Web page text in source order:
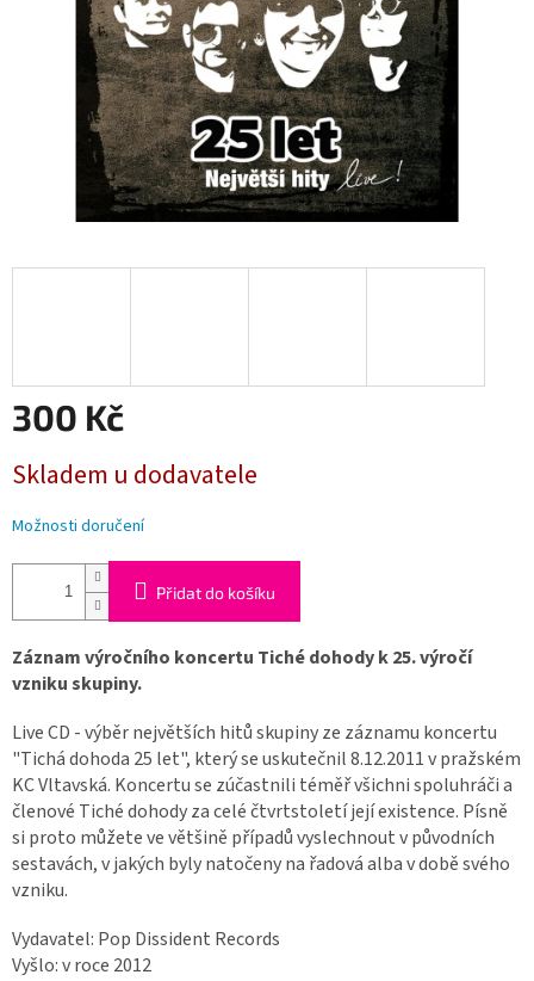
300 Kč
cena:
Skladem u dodavatele
Možnosti doručení
Přidat do košíku
Záznam výročního koncertu Tiché dohody k 25. výročí
vzniku skupiny.
Live CD - výběr největších hitů skupiny ze záznamu koncertu
"Tichá dohoda 25 let", který se uskutečnil 8.12.2011 v pražském
KC Vltavská. Koncertu se zúčastnili téměř všichni spoluhráči a
členové Tiché dohody za celé čtvrtstoletí její existence. Písně
si proto můžete ve většině případů vyslechnout v původních
sestavách, v jakých byly natočeny na řadová alba v době svého
vzniku.
Vydavatel: Pop Dissident Records
Vyšlo: v roce 2012